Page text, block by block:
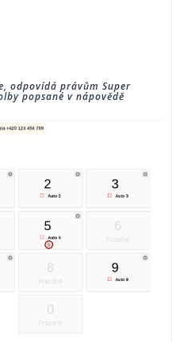
odpovídá právům Super
popsané v nápovědě